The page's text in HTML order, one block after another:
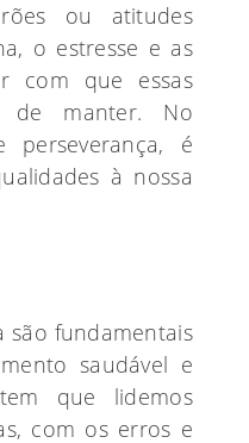
ou atitudes
o estresse e as
com que essas
de manter. No
é
à nossa
são fundamentais
saudável e
que lidemos
com os erros e